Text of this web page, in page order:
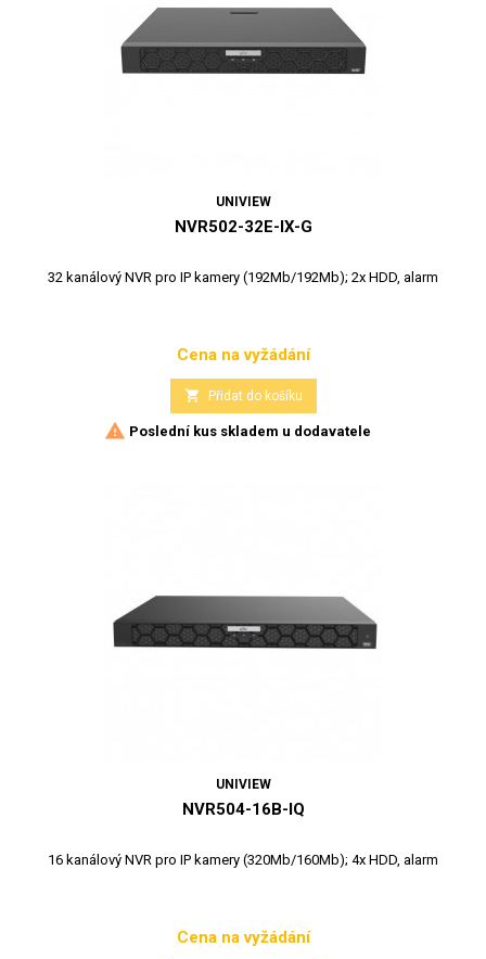
UNIVIEW
NVR502-32E-IX-G
32 kanálový NVR pro IP kamery (192Mb/192Mb); 2x HDD, alarm
Cena
Cena na vyžádání
 Přidat do košíku
 Poslední kus skladem u dodavatele
UNIVIEW
NVR504-16B-IQ
16 kanálový NVR pro IP kamery (320Mb/160Mb); 4x HDD, alarm
Cena
Cena na vyžádání